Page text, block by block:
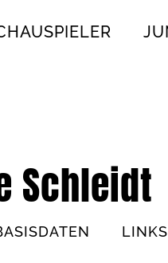
Schleidt
LINKS